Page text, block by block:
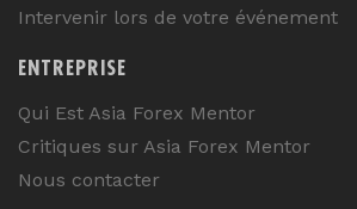
Intervenir lors de votre événement
ENTREPRISE
Qui Est Asia Forex Mentor
Critiques sur Asia Forex Mentor
Nous contacter